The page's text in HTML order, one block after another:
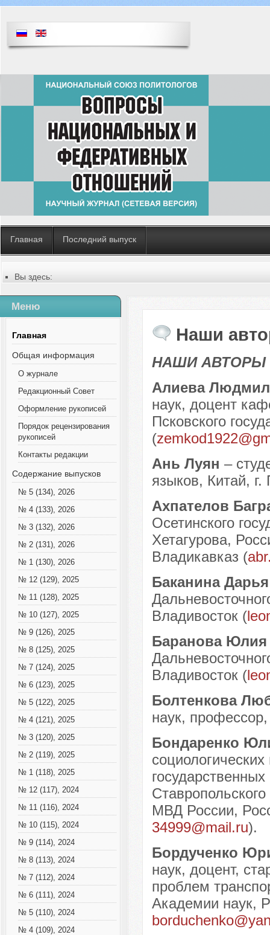
Главная Последний выпуск
Вы здесь:
Русский
Содержание выпусков
Наши авторы № 10-2022
Меню
Главная
Общая информация
О журнале
Редакционный Совет
Оформление рукописей
Порядок рецензирования
рукописей
Контакты редакции
Содержание выпусков
№ 5 (134), 2026
№ 4 (133), 2026
№ 3 (132), 2026
№ 2 (131), 2026
№ 1 (130), 2026
№ 12 (129), 2025
№ 11 (128), 2025
№ 10 (127), 2025
№ 9 (126), 2025
№ 8 (125), 2025
№ 7 (124), 2025
№ 6 (123), 2025
№ 5 (122), 2025
№ 4 (121), 2025
№ 3 (120), 2025
№ 2 (119), 2025
№ 1 (118), 2025
№ 12 (117), 2024
№ 11 (116), 2024
№ 10 (115), 2024
№ 9 (114), 2024
№ 8 (113), 2024
№ 7 (112), 2024
№ 6 (111), 2024
№ 5 (110), 2024
№ 4 (109), 2024
Наши
НАШИ АВТОРЫ
Алиева
наук, доцент
Псковского
(
Ань Луян –
языков, Китай, г.
Ахпателов
Осетинского
Хетагурова,
Владикавказ (
Баканина
Владивосток (
Баранова
Владивосток (
Болтенкова
наук,
Бондаренко
МВД России,
34999@mail.ru).
Бордученко
наук, доцент,
проблем
Академии наук,